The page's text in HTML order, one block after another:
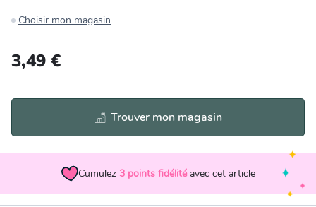
Choisir mon magasin
3,49 €
Trouver mon magasin
Cumulez 3 points fidélité avec cet article